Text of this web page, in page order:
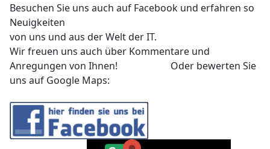
Besuchen Sie uns auch auf Facebook und erfahren so
Neuigkeiten
von uns und aus der Welt der IT.
Wir freuen uns auch über Kommentare und
Anregungen von Ihnen! Oder bewerten Sie
uns auf Google Maps: